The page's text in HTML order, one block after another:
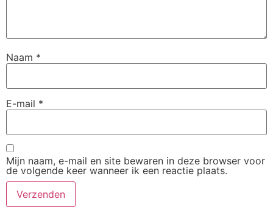
Naam *
E-mail *
Mijn naam, e-mail en site bewaren in deze browser voor
de volgende keer wanneer ik een reactie plaats.